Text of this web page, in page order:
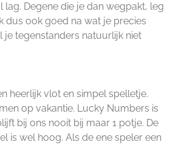
lag. Degene die je dan wegpakt, leg
dus ook goed na wat je precies
je tegenstanders natuurlijk niet
heerlijk vlot en simpel spelletje.
op vakantie. Lucky Numbers is
bij ons nooit bij maar 1 potje. De
is wel hoog. Als de ene speler een